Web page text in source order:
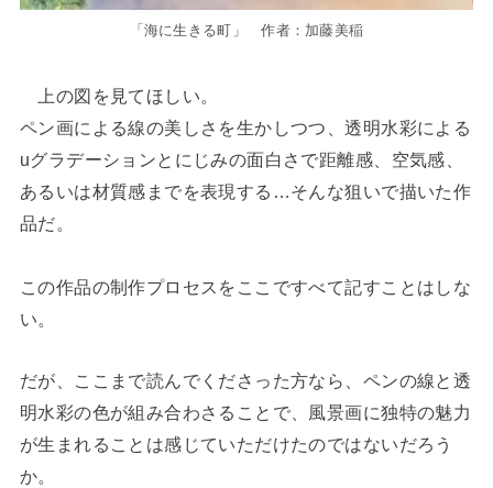
「海に生きる町」 作者：加藤美稲
上の図を見てほしい。
ペン画による線の美しさを生かしつつ、透明水彩による
uグラデーションとにじみの面白さで距離感、空気感、
あるいは材質感までを表現する…そんな狙いで描いた作
品だ。
この作品の制作プロセスをここですべて記すことはしな
い。
だが、ここまで読んでくださった方なら、ペンの線と透
明水彩の色が組み合わさることで、風景画に独特の魅力
が生まれることは感じていただけたのではないだろう
か。